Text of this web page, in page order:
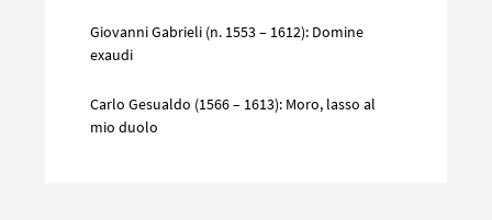
Giovanni Gabrieli (n. 1553 – 1612): Domine
exaudi
Carlo Gesualdo (1566 – 1613): Moro, lasso al
mio duolo